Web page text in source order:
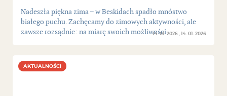
14. 01. 2026 14. 01. 2026
Nadeszła piękna zima – w Beskidach spadło mnóstwo
białego puchu. Zachęcamy do zimowych aktywności, ale
zawsze rozsądnie: na miarę swoich możliwości...
AKTUALNOŚCI
AKTUALNOŚCI